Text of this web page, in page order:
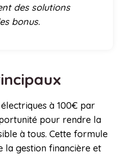
des solutions
bonus.
à 100€ par
pour rendre la
à tous. Cette formule
la gestion financière et